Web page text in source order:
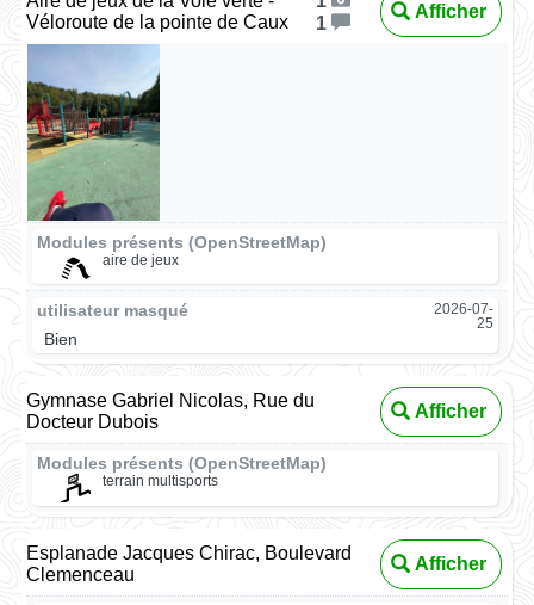
Véloroute de la pointe de Caux
1
Afficher
Modules présents (OpenStreetMap)
aire de jeux
utilisateur masqué
2026-07-
25
Bien
Gymnase Gabriel Nicolas, Rue du
Docteur Dubois
Afficher
Modules présents (OpenStreetMap)
terrain multisports
Esplanade Jacques Chirac, Boulevard
Clemenceau
Afficher